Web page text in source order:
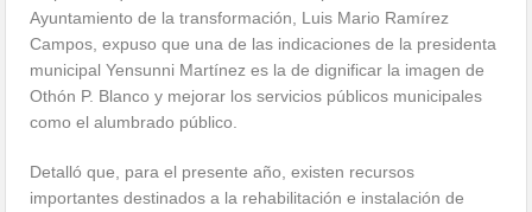
Ayuntamiento de la transformación, Luis Mario Ramírez
Campos, expuso que una de las indicaciones de la presidenta
municipal Yensunni Martínez es la de dignificar la imagen de
Othón P. Blanco y mejorar los servicios públicos municipales
como el alumbrado público.
Detalló que, para el presente año, existen recursos
importantes destinados a la rehabilitación e instalación de